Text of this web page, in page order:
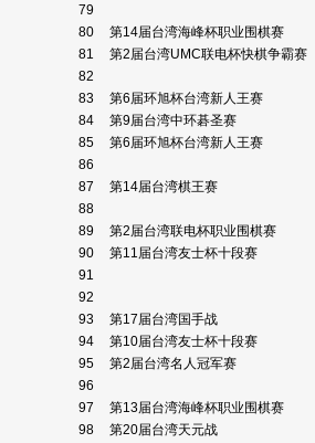
79
80
第14届台湾海峰杯职业围棋赛
81
第2届台湾UMC联电杯快棋争霸赛
82
83
第6届环旭杯台湾新人王赛
84
第9届台湾中环碁圣赛
85
第6届环旭杯台湾新人王赛
86
87
第14届台湾棋王赛
88
89
第2届台湾联电杯职业围棋赛
90
第11届台湾友士杯十段赛
91
92
93
第17届台湾国手战
94
第10届台湾友士杯十段赛
95
第2届台湾名人冠军赛
96
97
第13届台湾海峰杯职业围棋赛
98
第20届台湾天元战